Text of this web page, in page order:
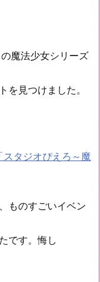
魔法少女シリーズ
を見つけました。
タジオぴえろ～魔
ものすごいイベン
です。悔し